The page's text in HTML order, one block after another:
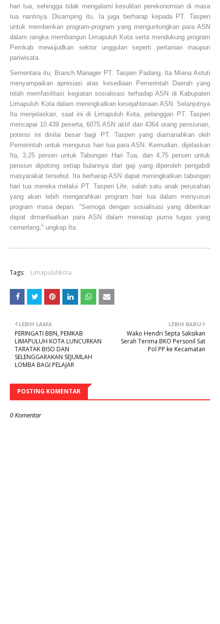
hari tua, sehingga tidak mengalami kesulitan perekonomian di masa
tua nantinya. Disamping itu, Ia juga berharap kepada PT. Taspen
untuk memberikan program-program yang menguntungkan para ASN
dalam rangka membangun Limapuluh Kota serta mendukung program
Pemkab mewujudkan sektor unggulan seperti pertanian maupun
pariwisata.
Sementara itu, Branch Manager PT. Taspen Padang, Ita Miana Astuti
menyampaikan apresiasi atas kesediaan Pemerintah Daerah yang
telah memfasilitasi kegiatan sosialisasi terhadap ASN di Kabupaten
Limapuluh Kota dalam meningkatkan kesejahteraan ASN. Selanjutnya
Ita menjelaskan, saat ini di Limapuluh Kota, pelanggan PT. Taspen
mencapai 10.439 peserta, 6075 ASN aktif dan 4364 orang pensiunan,
potensi ini dinilai besar bagi PT. Taspen yang diamanahkan oleh
Pemerintah untuk mengurus hari tua para ASN. Kemudian, dijelaskan
Ita, 3,25 persen untuk Tabungan Hari Tua, dan 4,75 persen untuk
pensiun dipotong setiap bulannya dari gaji yang diperoleh pengabdi
masyarakat tersebut. Ita berharap ASN dapat meningkatkan tabungan
hari tua mereka melalui PT. Taspen Life, salah satu anak perusahan
yang akan lebih mengarahkan program hari tua dalam menyusun
program masa depan. "Semoga dengan sosialisasi yang diberikan
dapat dimanfaatkan para ASN dalam menatap purna tugas yang
cemerlang," ungkap Ita.
Tags: Limapuluhkota
LEBIH BARU
Wako Hendri Septa Saksikan
Serah Terima BKO Personil Sat
Pol PP ke Kecamatan
LEBIH LAMA
PERINGATI BBN, PEMKAB
LIMAPULUH KOTA LUNCURKAN
TARATAK BISO DAN
SELENGGARAKAN SEJUMLAH
LOMBA BAGI PELAJAR
POSTING KOMENTAR
0 Komentar